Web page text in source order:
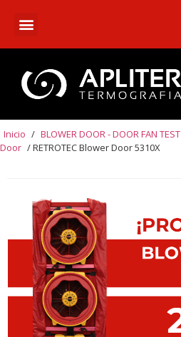
Inicio / BLOWER DOOR - DOOR FAN TEST
Door / RETROTEC Blower Door 5310X